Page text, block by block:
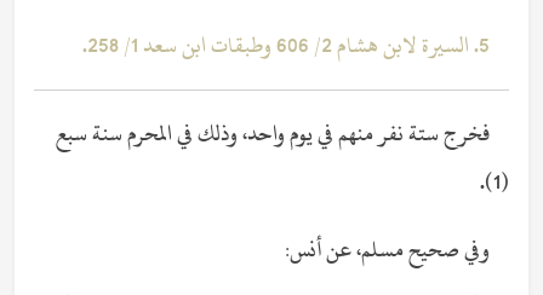
5. السيرة لابن هشام 2/ 606 وطبقات ابن سعد 1/ 258.
فخرج ستة نفر منهم في يوم واحد، وذلك في المحرم سنة سبع
(1).
وفي صحيح مسلم، عن أنس: